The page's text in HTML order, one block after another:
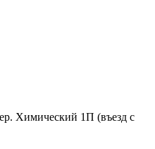
Химический 1П (въезд с